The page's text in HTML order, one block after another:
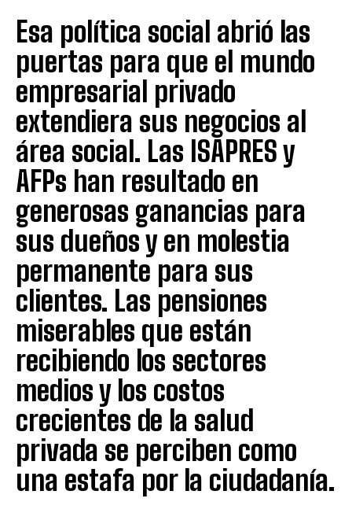
Esa política social abrió las
puertas para que el mundo
empresarial privado
extendiera sus negocios al
área social. Las ISAPRES y
AFPs han resultado en
generosas ganancias para
sus dueños y en molestia
permanente para sus
clientes. Las pensiones
miserables que están
recibiendo los sectores
medios y los costos
crecientes de la salud
privada se perciben como
una estafa por la ciudadanía.